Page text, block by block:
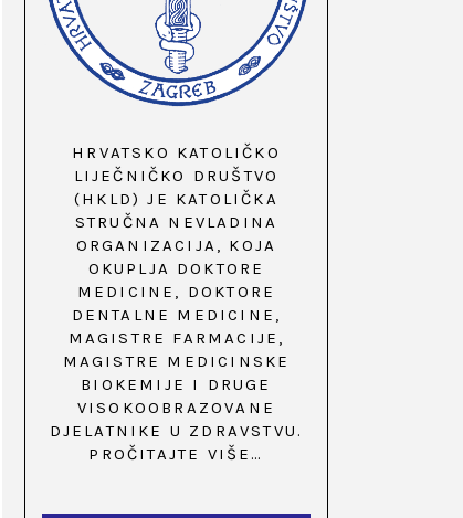
HRVATSKO KATOLIČKO
LIJEČNIČKO DRUŠTVO
(HKLD) JE KATOLIČKA
STRUČNA NEVLADINA
ORGANIZACIJA, KOJA
OKUPLJA DOKTORE
MEDICINE, DOKTORE
DENTALNE MEDICINE,
MAGISTRE FARMACIJE,
MAGISTRE MEDICINSKE
BIOKEMIJE I DRUGE
VISOKOOBRAZOVANE
DJELATNIKE U ZDRAVSTVU.
PROČITAJTE VIŠE…